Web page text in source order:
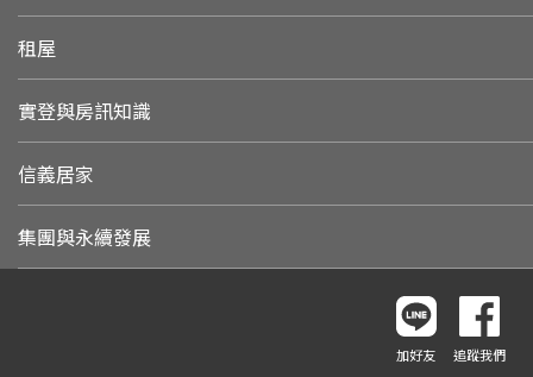
租屋
實登與房訊知識
信義居家
集團與永續發展
加好友 追蹤我們